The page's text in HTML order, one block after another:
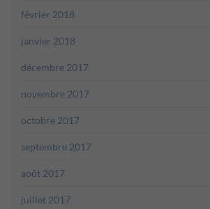
février 2018
janvier 2018
décembre 2017
novembre 2017
octobre 2017
septembre 2017
août 2017
juillet 2017